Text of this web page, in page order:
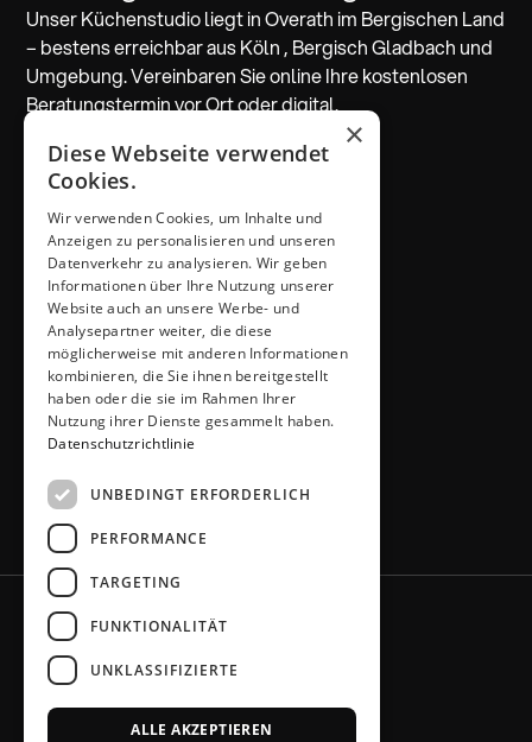
Unser Küchenstudio liegt in Overath im Bergischen Land
– bestens erreichbar aus Köln , Bergisch Gladbach und
Umgebung. Vereinbaren Sie online Ihre kostenlosen
Beratungstermin vor Ort oder digital.
Beratung vereinbaren
ADRESSE & KONTAKT
Küchen Thiemann
Thiemann GmbH
Krombacher Straße 4
51491 Overath
02206 / 6461
info@kuechen-thiemann.de
ÖFFNUNGSZEITEN
Mo – Fr
9 – 18 Uhr
Sa
9 – 13 Uhr
oder gerne nach Absprache
×
Diese Webseite verwendet
Cookies.
Wir verwenden Cookies, um Inhalte und
Anzeigen zu personalisieren und unseren
Datenverkehr zu analysieren. Wir geben
Informationen über Ihre Nutzung unserer
Website auch an unsere Werbe- und
Analysepartner weiter, die diese
möglicherweise mit anderen Informationen
kombinieren, die Sie ihnen bereitgestellt
haben oder die sie im Rahmen Ihrer
Nutzung ihrer Dienste gesammelt haben.
Datenschutzrichtlinie
UNBEDINGT ERFORDERLICH
PERFORMANCE
TARGETING
FUNKTIONALITÄT
UNKLASSIFIZIERTE
ALLE AKZEPTIEREN